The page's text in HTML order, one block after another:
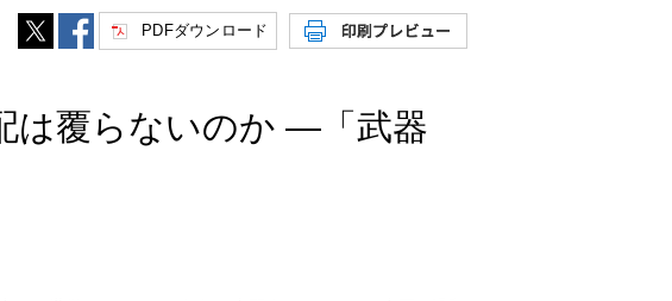
PDFダウンロード
は覆らないのか ―「武器